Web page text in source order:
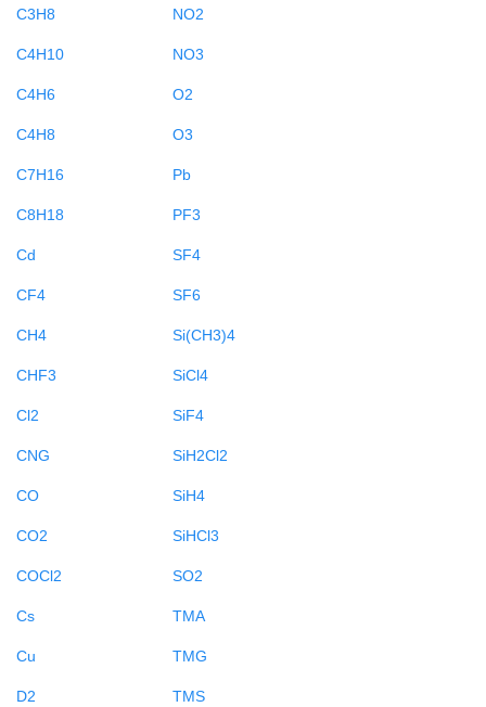
C3H8
C4H10
C4H6
C4H8
C7H16
C8H18
Cd
CF4
CH4
CHF3
Cl2
CNG
CO
CO2
COCl2
Cs
Cu
D2
NO2
NO3
O2
O3
Pb
PF3
SF4
SF6
Si(CH3)4
SiCl4
SiF4
SiH2Cl2
SiH4
SiHCl3
SO2
TMA
TMG
TMS